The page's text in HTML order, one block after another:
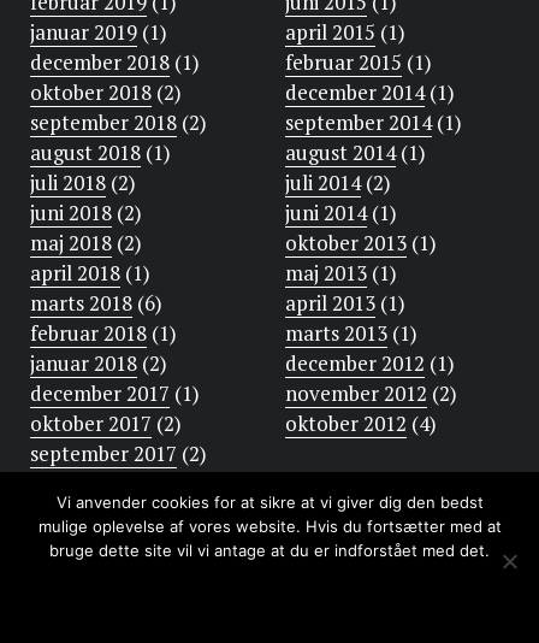
januar 2019 (1)
december 2018 (1)
oktober 2018 (2)
september 2018 (2)
august 2018 (1)
juli 2018 (2)
juni 2018 (2)
maj 2018 (2)
april 2018 (1)
marts 2018 (6)
februar 2018 (1)
januar 2018 (2)
december 2017 (1)
oktober 2017 (2)
september 2017 (2)
april 2015 (1)
februar 2015 (1)
december 2014(1)
september 2014(1)
august 2014(1)
juli 2014(2)
juni 2014(1)
oktober 2013(1)
maj 2013(1)
april 2013(1)
marts 2013(1)
december 2012 (1)
november 2012 (2)
oktober 2012 (4)
Vi anvender cookies for at sikre at vi giver dig den bedst
mulige oplevelse af vores website. Hvis du fortsætter med at
bruge dette site vil vi antage at du er indforstået med det.